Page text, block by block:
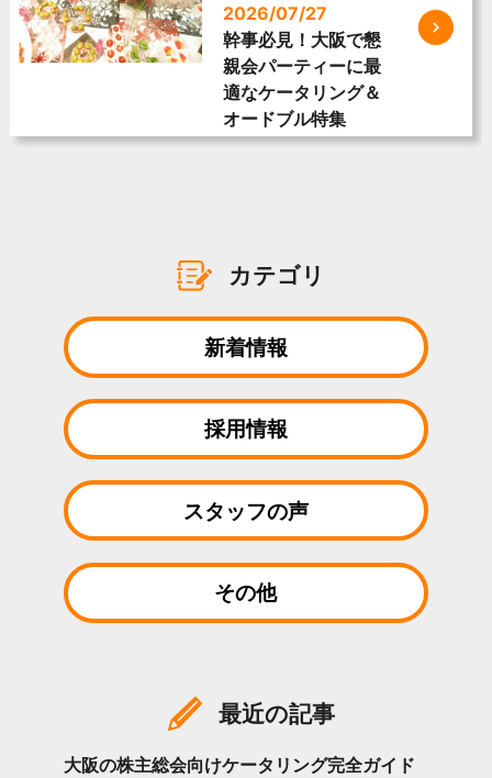
2026/07/27
幹事必見！大阪で懇
親会パーティーに最
適なケータリング＆
オードブル特集
カテゴリ
新着情報
採用情報
スタッフの声
その他
最近の記事
大阪の株主総会向けケータリング完全ガイド